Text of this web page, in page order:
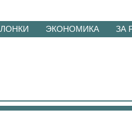
ЭКОНОМИКА ЗА